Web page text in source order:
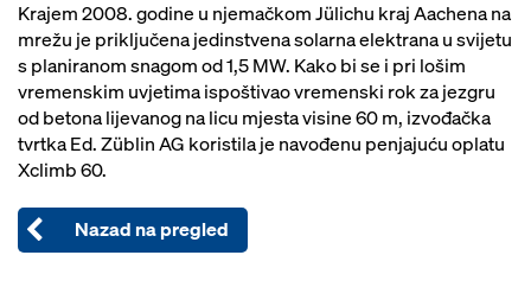
Krajem 2008. godine u njemačkom Jülichu kraj Aachena na
mrežu je priključena jedinstvena solarna elektrana u svijetu
s planiranom snagom od 1,5 MW. Kako bi se i pri lošim
vremenskim uvjetima ispoštivao vremenski rok za jezgru
od betona lijevanog na licu mjesta visine 60 m, izvođačka
tvrtka Ed. Züblin AG koristila je navođenu penjajuću oplatu
Xclimb 60.
Nazad na pregled